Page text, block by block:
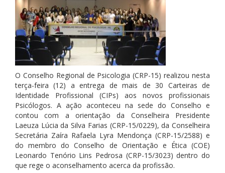
O Conselho Regional de Psicologia (CRP-15) realizou nesta
terça-feira (12) a entrega de mais de 30 Carteiras de
Identidade Profissional (CIPs) aos novos profissionais
Psicólogos. A ação aconteceu na sede do Conselho e
contou com a orientação da Conselheira Presidente
Laeuza Lúcia da Silva Farias (CRP-15/0229), da Conselheira
Secretária Zaíra Rafaela Lyra Mendonça (CRP-15/2588) e
do membro do Conselho de Orientação e Ética (COE)
Leonardo Tenório Lins Pedrosa (CRP-15/3023) dentro do
que rege o aconselhamento acerca da profissão.